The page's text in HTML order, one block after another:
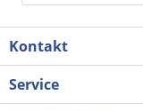
Kontakt
Service